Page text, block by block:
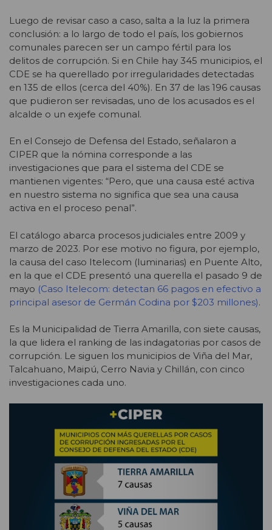
Luego de revisar caso a caso, salta a la luz la primera
conclusión: a lo largo de todo el país, los gobiernos
comunales parecen ser un campo fértil para los
delitos de corrupción. Si en Chile hay 345 municipios, el
CDE se ha querellado por irregularidades detectadas
en 135 de ellos (cerca del 40%). En 37 de las 196 causas
que pudieron ser revisadas, uno de los acusados es el
alcalde o un exjefe comunal.
En el Consejo de Defensa del Estado, señalaron a
CIPER que la nómina corresponde a las
investigaciones que para el sistema del CDE se
mantienen vigentes: “Pero, que una causa esté activa
en nuestro sistema no significa que sea una causa
activa en el proceso penal”.
El catálogo abarca procesos judiciales entre 2009 y
marzo de 2023. Por ese motivo no figura, por ejemplo,
la causa del caso Itelecom (luminarias) en Puente Alto,
en la que el CDE presentó una querella el pasado 9 de
mayo (Caso Itelecom: detectan 66 pagos en efectivo a
principal asesor de Germán Codina por $203 millones).
Es la Municipalidad de Tierra Amarilla, con siete causas,
la que lidera el ranking de las indagatorias por casos de
corrupción. Le siguen los municipios de Viña del Mar,
Talcahuano, Maipú, Cerro Navia y Chillán, con cinco
investigaciones cada uno.